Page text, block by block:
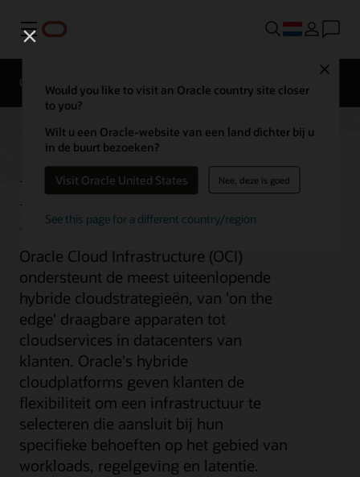
Menu
Would you like to visit an Oracle country site closer
to you?
Wilt u een Oracle-website van een land dichter bij u
in de buurt bezoeken?
Visit Oracle United States Nee, deze is goed
See this page for a different country/region
Overzicht
Hybride cloud
Oracle Cloud Infrastructure (OCI)
ondersteunt de meest uiteenlopende
hybride cloudstrategieën, van 'on the
edge' draagbare apparaten tot
cloudservices in datacenters van
klanten. Oracle's hybride
cloudplatforms geven klanten de
flexibiliteit om een infrastructuur te
selecteren die aansluit bij hun
specifieke behoeften op het gebied van
workloads, regelgeving en latentie.